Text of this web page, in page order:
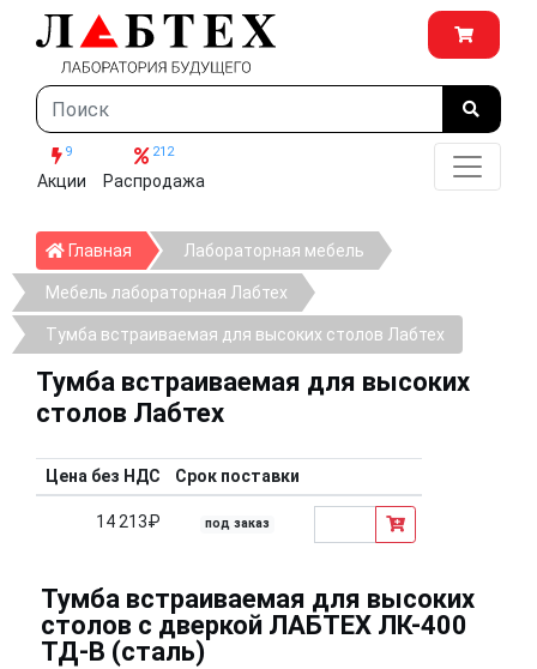
9
Акции
212
Распродажа
Главная ГлавнаяЛабораторная мебель
Мебель лабораторная Лабтех
Тумба встраиваемая для высоких столов Лабтех
Тумба встраиваемая для высоких
столов Лабтех
Цена без НДС Срок поставки
14 213₽ под заказ
Тумба встраиваемая для высоких
столов с дверкой ЛАБТЕХ ЛК-400
ТД-В (сталь)